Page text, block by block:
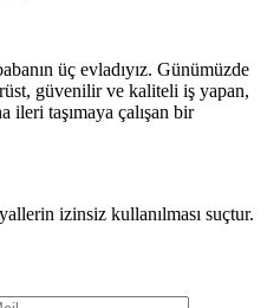
üç evladıyız. Günümüzde
güvenilir ve kaliteli iş yapan,
ileri taşımaya çalışan bir
izinsiz kullanılması suçtur.